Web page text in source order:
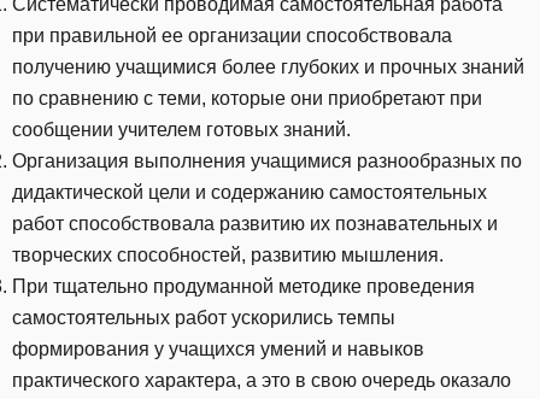
при правильной ее организации способствовала
получению учащимися более глубоких и прочных знаний
по сравнению с теми, которые они приобретают при
сообщении учителем готовых знаний.
Организация выполнения учащимися разнообразных по
дидактической цели и содержанию самостоятельных
работ способствовала развитию их познавательных и
творческих способностей, развитию мышления.
При тщательно продуманной методике проведения
самостоятельных работ ускорились темпы
формирования у учащихся умений и навыков
практического характера, а это в свою очередь оказало